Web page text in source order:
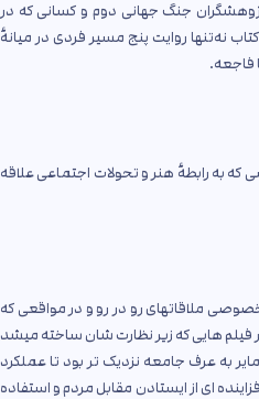
جنگ جهانی دوم و کسانی که در
نه‌تنها روایت پنج مسیر فردی در میانهٔ
فاجعه.
که به رابطهٔ هنر و تحولات اجتماعی علاقه
خصوصی ملاقاتهای رو در رو و در مواقعی که
فیلم هایی که زیر نظارت شان ساخته میشد
به عرف جامعه نزدیک تر بود تا عملکرد
ای از ایستادن مقابل مردم و استفاده